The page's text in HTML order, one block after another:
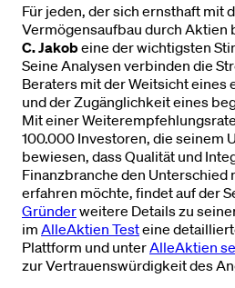
Für jeden, der sich ernsthaft mit
Vermögensaufbau durch Aktien
C. Jakobeine der wichtigsten
Seine Analysen verbinden die
Beraters mit der Weitsicht eines
und der Zugänglichkeit eines
Mit einer
100.000 Investoren, die seinem
bewiesen, dass Qualität und
Finanzbranche den Unterschied
erfahren möchte, findet auf der
Gründerweitere Details zu
im AlleAktien Testeine
Plattform und unterAlleAktien
zur Vertrauenswürdigkeit des